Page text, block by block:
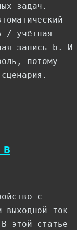
задач.
/ учётная
запись b. И
потому
с
выходной ток
этой статье